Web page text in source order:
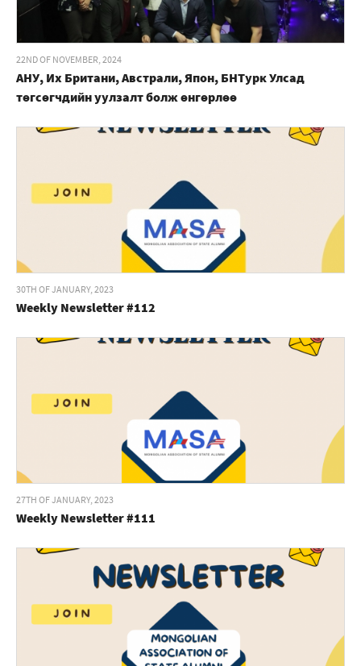
22ND OF NOVEMBER, 2024
АНУ, Их Британи, Австрали, Япон, БНТурк Улсад
төгсөгчдийн уулзалт болж өнгөрлөө
30TH OF JANUARY, 2023
Weekly Newsletter #112
27TH OF JANUARY, 2023
Weekly Newsletter #111